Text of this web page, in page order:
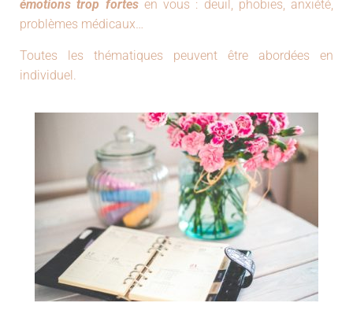
émotions trop fortesen vous : deuil, phobies, anxiété,
problèmes médicaux…
Toutes les thématiques peuvent être abordées en
individuel.